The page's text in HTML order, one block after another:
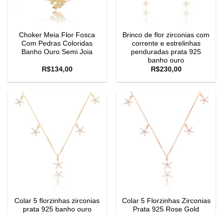
Choker Meia Flor Fosca
Com Pedras Coloridas
Banho Ouro Semi Joia
R$134,00
Brinco de flor zirconias com
corrente e estrelinhas
penduradas prata 925
banho ouro
R$230,00
Colar 5 florzinhas zirconias
prata 925 banho ouro
Colar 5 Florzinhas Zirconias
Prata 925 Rose Gold